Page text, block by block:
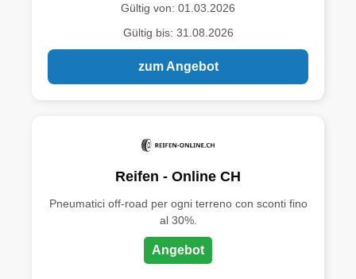
Gültig von: 01.03.2026
Gültig bis: 31.08.2026
zum Angebot
Reifen - Online CH
Pneumatici off-road per ogni terreno con sconti fino
al 30%.
Angebot